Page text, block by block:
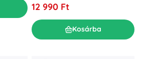
12 990 Ft
Kosárba